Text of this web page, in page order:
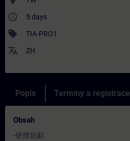
access_time 5 days
sell TIA-PRO1
translate ZH
Popis Termíny a registrace
Obsah
-硬體規劃